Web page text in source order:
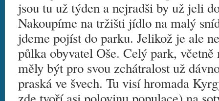
jsou tu už týden a nejradši by už jeli
Nakoupíme na tržišti jídlo na malý
jdeme pojíst do parku. Jelikož je ale
půlka obyvatel Oše. Celý park,
měly být pro svou zchátralost už
praská ve švech. Tu visí hromada